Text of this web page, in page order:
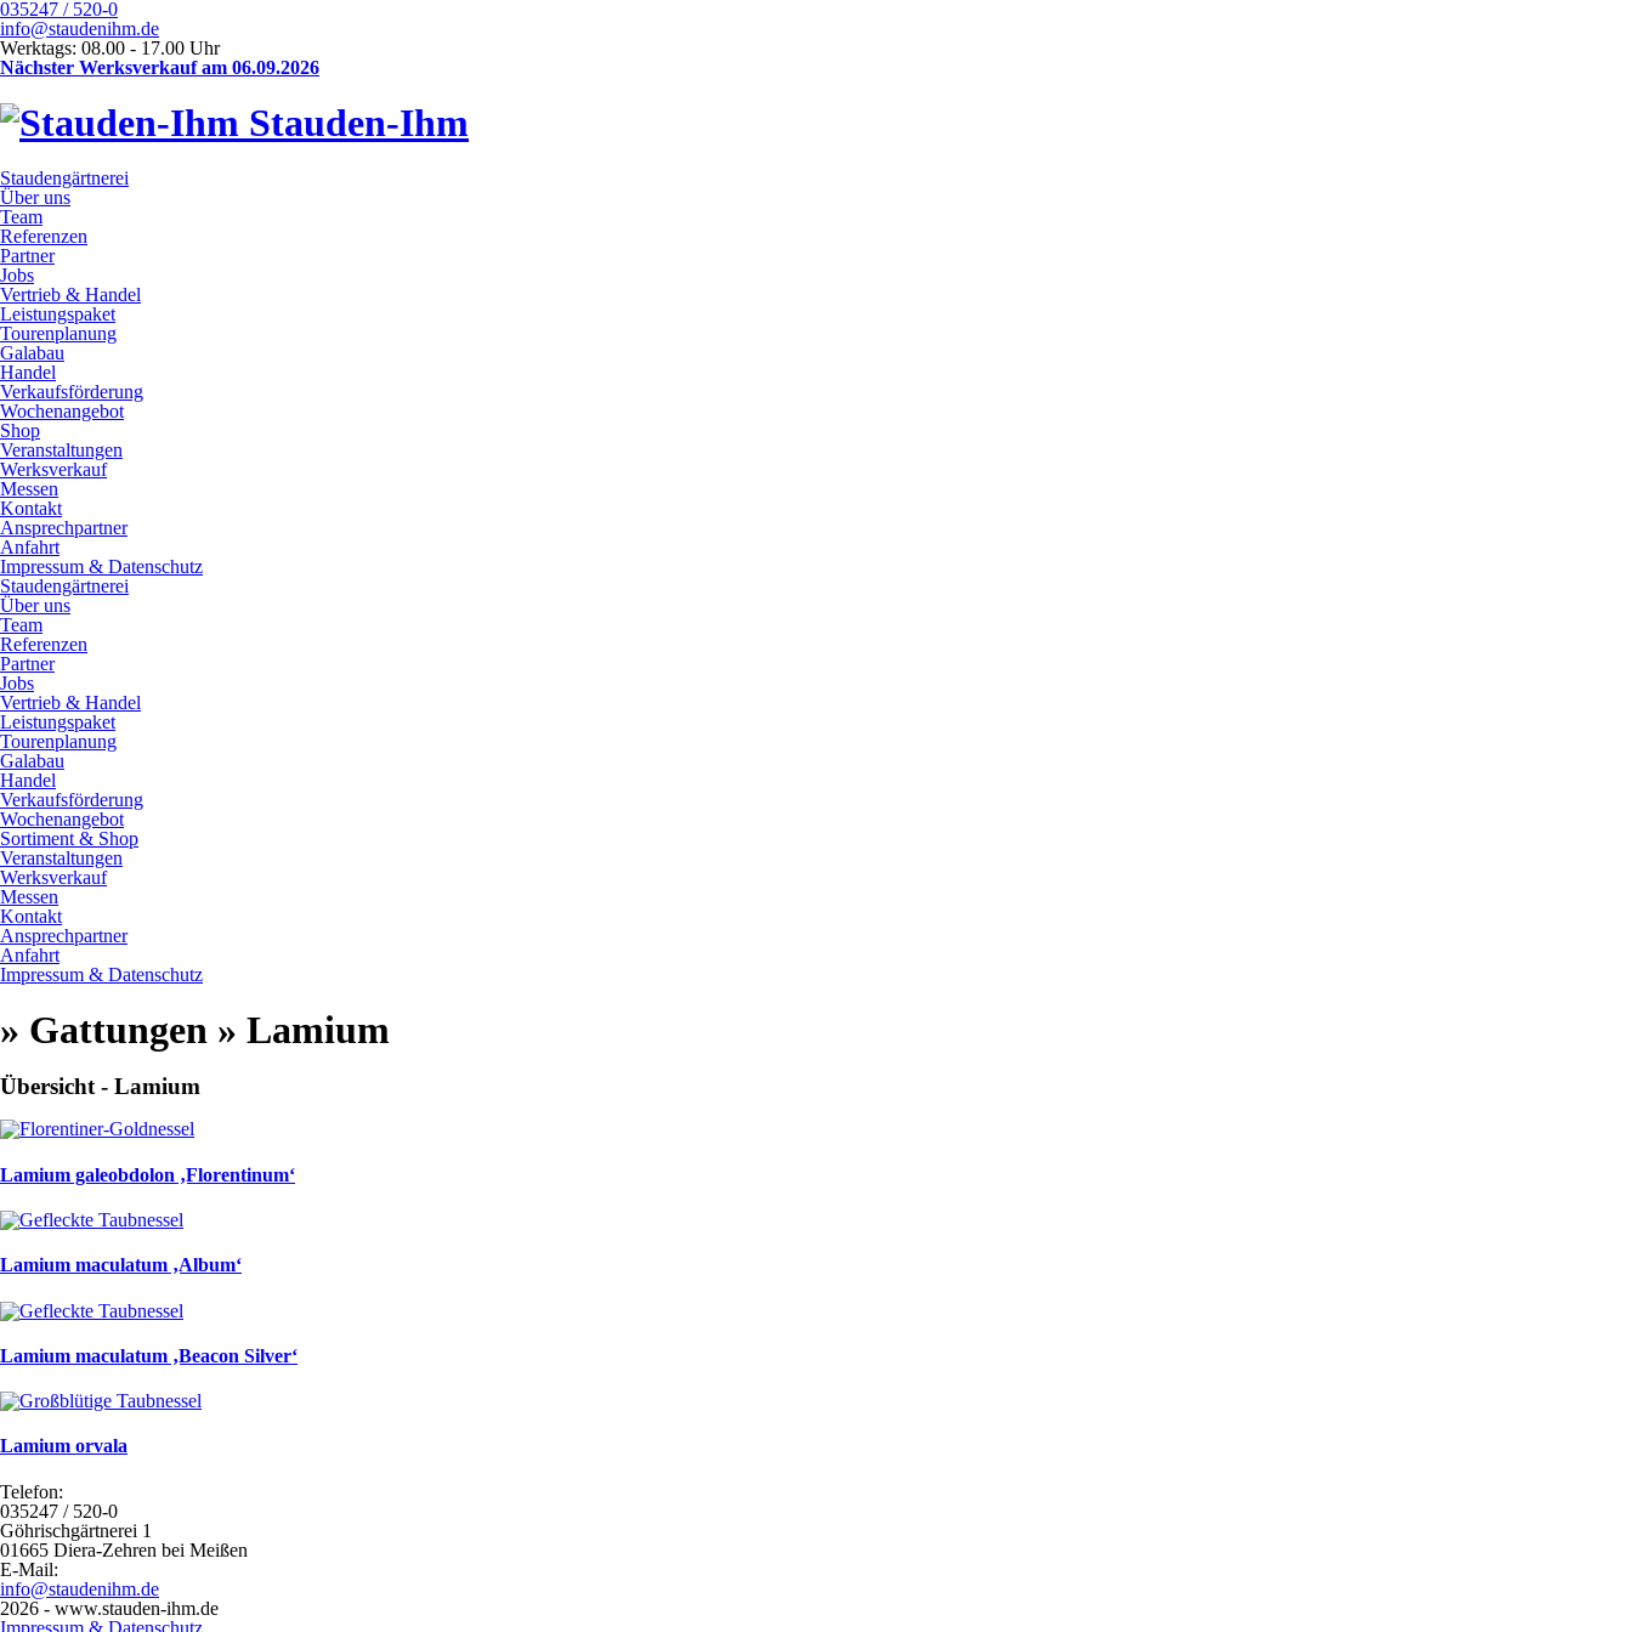
035247 / 520-0
info@staudenihm.de
Werktags: 08.00 - 17.00 Uhr
Nächster Werksverkauf am 06.09.2026
Stauden-Ihm
Staudengärtnerei
Über uns
Team
Referenzen
Partner
Jobs
Vertrieb & Handel
Leistungspaket
Tourenplanung
Galabau
Handel
Verkaufsförderung
Wochenangebot
Shop
Veranstaltungen
Werksverkauf
Messen
Kontakt
Ansprechpartner
Anfahrt
Impressum & Datenschutz
Staudengärtnerei
Über uns
Team
Referenzen
Partner
Jobs
Vertrieb & Handel
Leistungspaket
Tourenplanung
Galabau
Handel
Verkaufsförderung
Wochenangebot
Sortiment & Shop
Veranstaltungen
Werksverkauf
Messen
Kontakt
Ansprechpartner
Anfahrt
Impressum & Datenschutz
» Gattungen » Lamium
Übersicht - Lamium
Lamium galeobdolon ‚Florentinum‘
Lamium maculatum ‚Album‘
Lamium maculatum ‚Beacon Silver‘
Lamium orvala
Telefon:
035247 / 520-0
Göhrischgärtnerei 1
01665 Diera-Zehren bei Meißen
E-Mail:
info@staudenihm.de
2026 - www.stauden-ihm.de
Impressum & Datenschutz